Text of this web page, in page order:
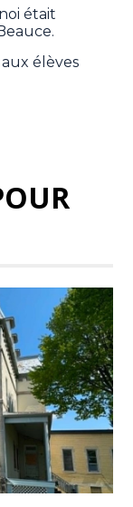
était
élèves